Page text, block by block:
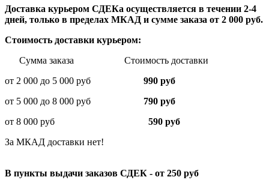
Доставка курьером СДЕКа осуществляется в течении 2-4
дней, только в пределах МКАД и сумме заказа от 2 000 руб.
Стоимость доставки курьером:
Сумма заказа Стоимость доставки
от 2 000 до 5 000 руб
990 руб
от 5 000 до 8 000 руб 790 руб
от 8 000 руб 590 руб
За МКАД доставки нет!
В пункты выдачи заказов СДЕК - от 250 руб